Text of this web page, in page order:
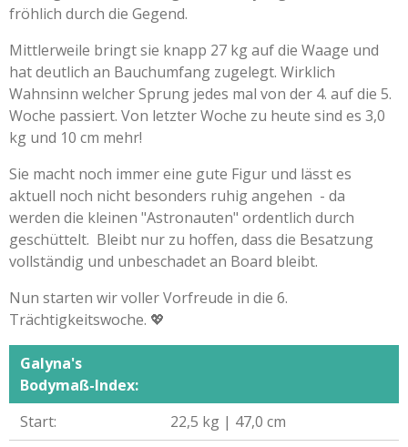
fröhlich durch die Gegend.
Mittlerweile bringt sie knapp 27 kg auf die Waage und
hat deutlich an Bauchumfang zugelegt. Wirklich
Wahnsinn welcher Sprung jedes mal von der 4. auf die 5.
Woche passiert. Von letzter Woche zu heute sind es 3,0
kg und 10 cm mehr!
Sie macht noch immer eine gute Figur und lässt es
aktuell noch nicht besonders ruhig angehen - da
werden die kleinen "Astronauten" ordentlich durch
geschüttelt. Bleibt nur zu hoffen, dass die Besatzung
vollständig und unbeschadet an Board bleibt.
Nun starten wir voller Vorfreude in die 6.
Trächtigkeitswoche. 💖
Galyna's
Bodymaß-Index:
Start:
22,5 kg | 47,0 cm